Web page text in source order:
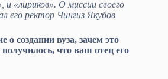
и «лириков». О миссии своего
его ректор Чингиз Якубов
создании вуза, зачем это
что ваш отец его